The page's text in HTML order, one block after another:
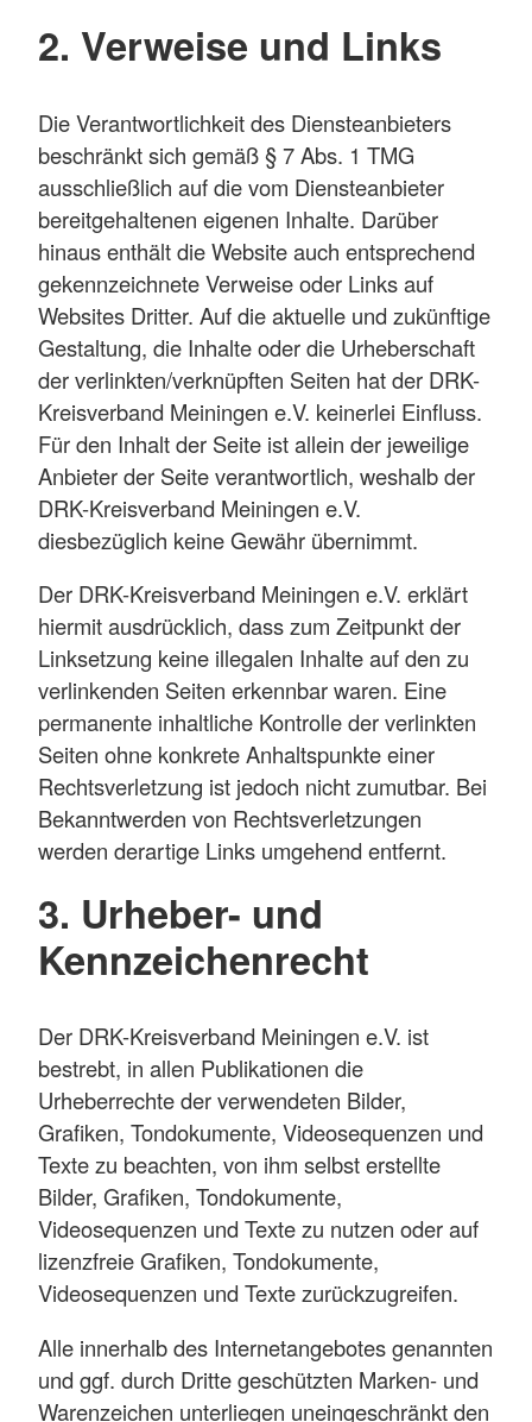
2. Verweise und Links
Die Verantwortlichkeit des Diensteanbieters
beschränkt sich gemäß § 7 Abs. 1 TMG
ausschließlich auf die vom Diensteanbieter
bereitgehaltenen eigenen Inhalte. Darüber
hinaus enthält die Website auch entsprechend
gekennzeichnete Verweise oder Links auf
Websites Dritter. Auf die aktuelle und zukünftige
Gestaltung, die Inhalte oder die Urheberschaft
der verlinkten/verknüpften Seiten hat der DRK-
Kreisverband Meiningen e.V. keinerlei Einfluss.
Für den Inhalt der Seite ist allein der jeweilige
Anbieter der Seite verantwortlich, weshalb der
DRK-Kreisverband Meiningen e.V.
diesbezüglich keine Gewähr übernimmt.
Der DRK-Kreisverband Meiningen e.V. erklärt
hiermit ausdrücklich, dass zum Zeitpunkt der
Linksetzung keine illegalen Inhalte auf den zu
verlinkenden Seiten erkennbar waren. Eine
permanente inhaltliche Kontrolle der verlinkten
Seiten ohne konkrete Anhaltspunkte einer
Rechtsverletzung ist jedoch nicht zumutbar. Bei
Bekanntwerden von Rechtsverletzungen
werden derartige Links umgehend entfernt.
3. Urheber- und
Kennzeichenrecht
Der DRK-Kreisverband Meiningen e.V. ist
bestrebt, in allen Publikationen die
Urheberrechte der verwendeten Bilder,
Grafiken, Tondokumente, Videosequenzen und
Texte zu beachten, von ihm selbst erstellte
Bilder, Grafiken, Tondokumente,
Videosequenzen und Texte zu nutzen oder auf
lizenzfreie Grafiken, Tondokumente,
Videosequenzen und Texte zurückzugreifen.
Alle innerhalb des Internetangebotes genannten
und ggf. durch Dritte geschützten Marken- und
Warenzeichen unterliegen uneingeschränkt den